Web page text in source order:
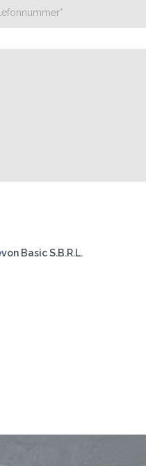
von Basic S.B.R.L.